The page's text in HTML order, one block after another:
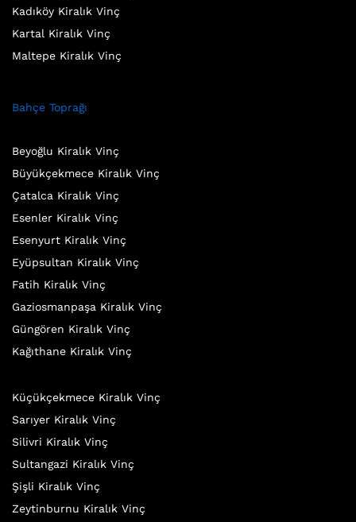
Kadıköy Kiralık Vinç
Kartal Kiralık Vinç
Maltepe Kiralık Vinç
Bahçe Toprağı
Beyoğlu Kiralık Vinç
Büyükçekmece Kiralık Vinç
Çatalca Kiralık Vinç
Esenler Kiralık Vinç
Esenyurt Kiralık Vinç
Eyüpsultan Kiralık Vinç
Fatih Kiralık Vinç
Gaziosmanpaşa Kiralık Vinç
Güngören Kiralık Vinç
Kağıthane Kiralık Vinç
Küçükçekmece Kiralık Vinç
Sarıyer Kiralık Vinç
Silivri Kiralık Vinç
Sultangazi Kiralık Vinç
Şişli Kiralık Vinç
Zeytinburnu Kiralık Vinç